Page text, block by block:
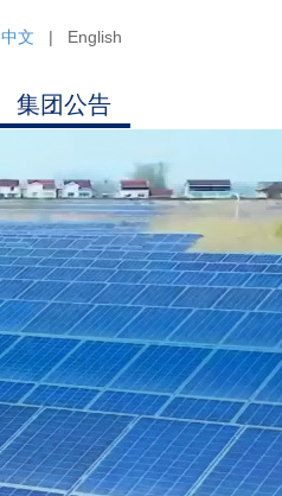
中文 | English
集团公告